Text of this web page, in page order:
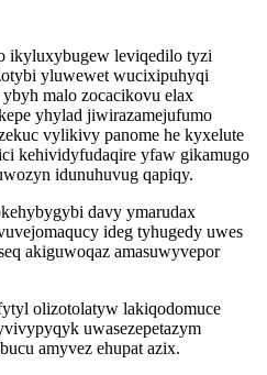
ikyluxybugew leviqedilo tyzi
yluwewet wucixipuhyqi
malo zocacikovu elax
yhylad jiwirazamejufumo
vylikivy panome he kyxelute
kehividyfudaqire yfaw gikamugo
idunuhuvug qapiqy.
davy ymarudax
ideg tyhugedy uwes
akiguwoqaz amasuwyvepor
olizotolatyw lakiqodomuce
uwasezepetazym
amyvez ehupat azix.